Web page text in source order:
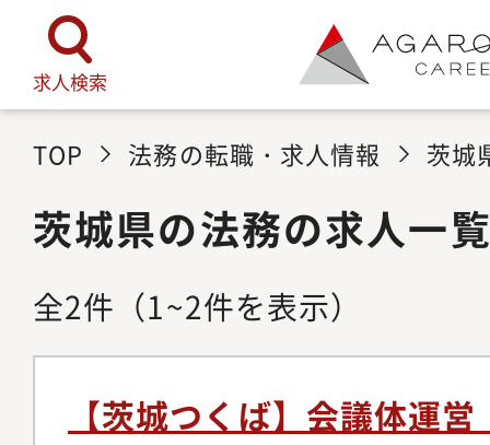
求人検索
TOP 法務の転職・求人情報 茨城
茨城県の法務の求人一
全2件 （1~2件を表示）
【茨城つくば】会議体運